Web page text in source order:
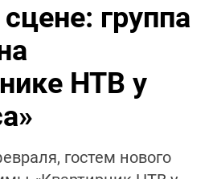
группа
НТВ у
гостем нового